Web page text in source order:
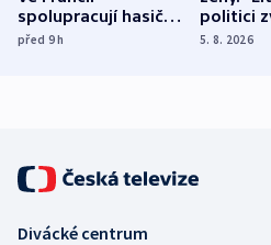
spolupracují hasiči z
různých zemí
před 9h
politici
dohodu o
5. 8. 2026
Divácké centrum